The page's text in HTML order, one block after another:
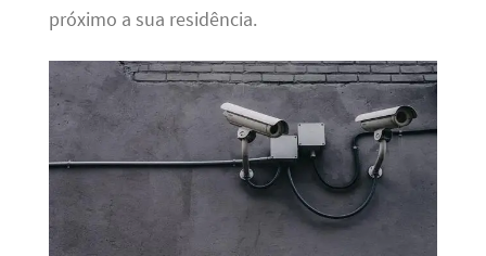
próximo a sua residência.